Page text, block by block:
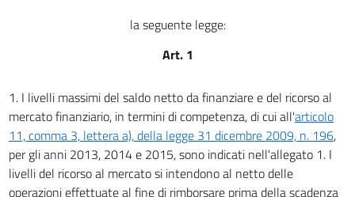
Copertura legge di stabilita'
Bilancio dello Stato
Regolazioni contabili
Tabelle
Tabella A
la seguente legge:
Art. 1
1. I livelli massimi del saldo netto da finanziare e del ricorso al
mercato finanziario, in termini di competenza, di cui all'articolo
11, comma 3, lettera a), della legge 31 dicembre 2009, n. 196,
per gli anni 2013, 2014 e 2015, sono indicati nell'allegato 1. I
livelli del ricorso al mercato si intendono al netto delle
operazioni effettuate al fine di rimborsare prima della scadenza